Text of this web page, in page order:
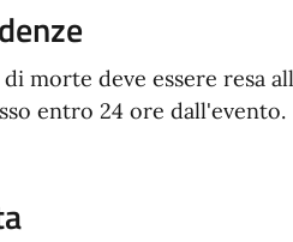
morte deve essere resa
entro 24 ore dall'evento.